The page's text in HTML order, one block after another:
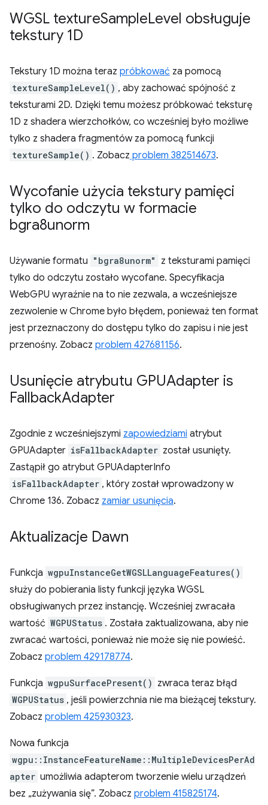
WGSL textureSampleLevel obsługuje
tekstury 1D
Tekstury 1D można teraz próbkować za pomocą
textureSampleLevel() , aby zachować spójność z
teksturami 2D. Dzięki temu możesz próbkować teksturę
1D z shadera wierzchołków, co wcześniej było możliwe
tylko z shadera fragmentów za pomocą funkcji
textureSample() . Zobacz problem 382514673.
Wycofanie użycia tekstury pamięci
tylko do odczytu w formacie
bgra8unorm
Używanie formatu "bgra8unorm"
z teksturami pamięci
tylko do odczytu zostało wycofane. Specyfikacja
WebGPU wyraźnie na to nie zezwala, a wcześniejsze
zezwolenie w Chrome było błędem, ponieważ ten format
jest przeznaczony do dostępu tylko do zapisu i nie jest
przenośny. Zobacz problem 427681156.
Usunięcie atrybutu GPUAdapter is
FallbackAdapter
Zgodnie z wcześniejszymi zapowiedziami atrybut
GPUAdapter isFallbackAdapter został usunięty.
Zastąpił go atrybut GPUAdapterInfo
isFallbackAdapter , który został wprowadzony w
Chrome 136. Zobacz zamiar usunięcia.
Aktualizacje Dawn
Funkcja wgpuInstanceGetWGSLLanguageFeatures()
służy do pobierania listy funkcji języka WGSL
obsługiwanych przez instancję. Wcześniej zwracała
wartość WGPUStatus . Została zaktualizowana, aby nie
zwracać wartości, ponieważ nie może się nie powieść.
Zobacz problem 429178774.
Funkcja wgpuSurfacePresent() zwraca teraz błąd
WGPUStatus , jeśli powierzchnia nie ma bieżącej tekstury.
Zobacz problem 425930323.
Nowa funkcja
wgpu::InstanceFeatureName::MultipleDevicesPerAd
apter umożliwia adapterom tworzenie wielu urządzeń
bez „zużywania się”. Zobacz problem 415825174.